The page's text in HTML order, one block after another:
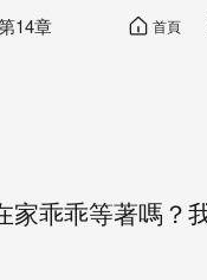
家乖乖等著嗎？
14章 首頁